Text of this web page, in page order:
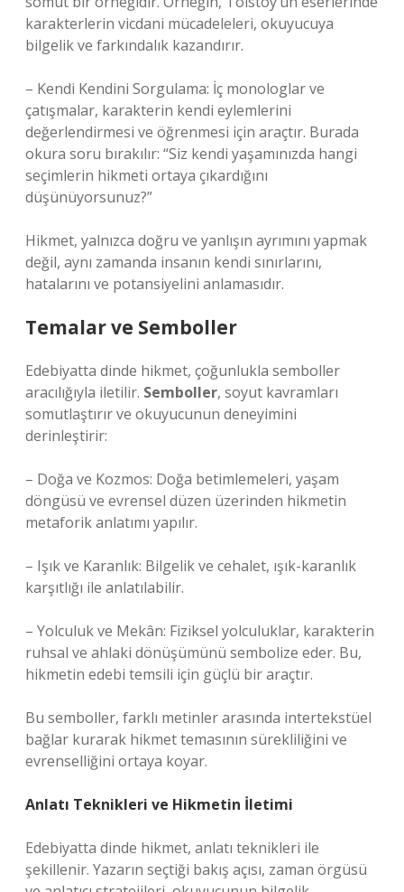
karakterlerin vicdani mücadeleleri, okuyucuya
bilgelik ve farkındalık kazandırır.
– Kendi Kendini Sorgulama: İç monologlar ve
çatışmalar, karakterin kendi eylemlerini
değerlendirmesi ve öğrenmesi için araçtır. Burada
okura soru bırakılır: “Siz kendi yaşamınızda hangi
seçimlerin hikmeti ortaya çıkardığını
düşünüyorsunuz?”
Hikmet, yalnızca doğru ve yanlışın ayrımını yapmak
değil, aynı zamanda insanın kendi sınırlarını,
hatalarını ve potansiyelini anlamasıdır.
Temalar ve Semboller
Edebiyatta dinde hikmet, çoğunlukla semboller
aracılığıyla iletilir. Semboller, soyut kavramları
somutlaştırır ve okuyucunun deneyimini
derinleştirir:
– Doğa ve Kozmos: Doğa betimlemeleri, yaşam
döngüsü ve evrensel düzen üzerinden hikmetin
metaforik anlatımı yapılır.
– Işık ve Karanlık: Bilgelik ve cehalet, ışık-karanlık
karşıtlığı ile anlatılabilir.
– Yolculuk ve Mekân: Fiziksel yolculuklar, karakterin
ruhsal ve ahlaki dönüşümünü sembolize eder. Bu,
hikmetin edebi temsili için güçlü bir araçtır.
Bu semboller, farklı metinler arasında intertekstüel
bağlar kurarak hikmet temasının sürekliliğini ve
evrenselliğini ortaya koyar.
Anlatı Teknikleri ve Hikmetin İletimi
Edebiyatta dinde hikmet, anlatı teknikleri ile
şekillenir. Yazarın seçtiği bakış açısı, zaman örgüsü